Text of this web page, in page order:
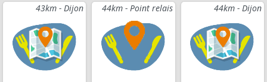
43km - Dijon 44km - Point relais 44km - Dijon